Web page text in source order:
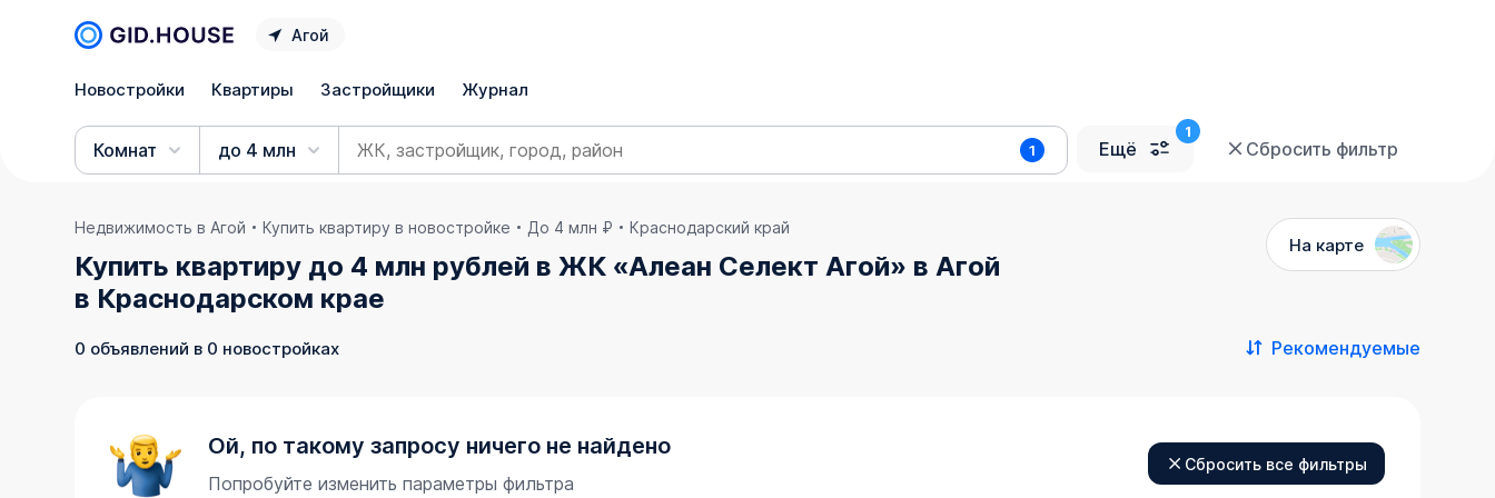
Агой
Новостройки Квартиры Застройщики Журнал
Комнат до 4 млн 1 Ещё Сбросить фильтр
Недвижимость в Агой Купить квартиру в новостройке До 4 млн ₽ Краснодарский край
Купить квартиру до 4 млн рублей в ЖК «Алеан Селект Агой» в Агой
в Краснодарском крае
На карте
0 объявлений в 0 новостройках Рекомендуемые
Ой, по такому запросу ничего не найдено
Попробуйте изменить параметры фильтра
Сбросить все фильтры